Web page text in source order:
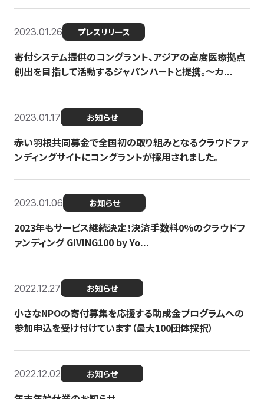
2023.01.26 プレスリリース
寄付システム提供のコングラント、アジアの高度医療拠点
創出を目指して活動するジャパンハートと提携。〜カ...
2023.01.17 お知らせ
赤い羽根共同募金で全国初の取り組みとなるクラウドファ
ンディングサイトにコングラントが採用されました。
2023.01.06 お知らせ
2023年もサービス継続決定！決済手数料0％のクラウドフ
ァンディング GIVING100 by Yo...
2022.12.27 お知らせ
小さなNPOの寄付募集を応援する助成金プログラムへの
参加申込を受け付けています（最大100団体採択）
2022.12.02 お知らせ